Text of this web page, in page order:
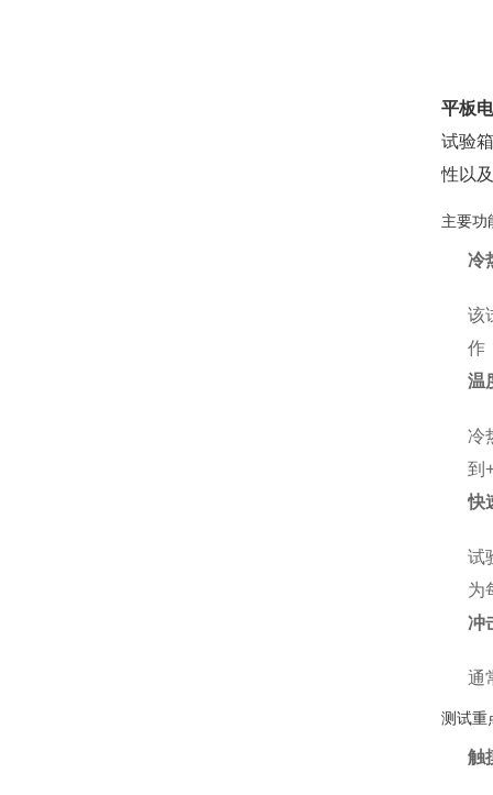
平板
试验
性以
主要功
冷
该
作
温
冷
到
快
试
为
冲
通
测试重
触